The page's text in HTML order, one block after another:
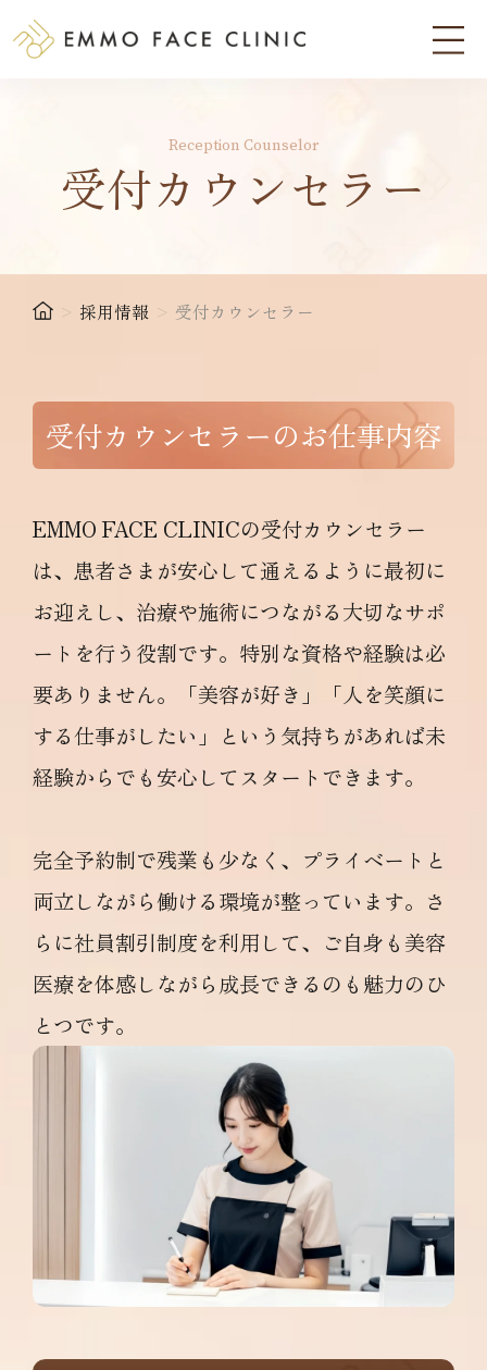
Reception Counselor
受付カウンセラー
> 採用情報 > 受付カウンセラー
受付カウンセラーのお仕事内容
EMMO FACE CLINICの受付カウンセラー
は、患者さまが安心して通えるように最初に
お迎えし、治療や施術につながる大切なサポ
ートを行う役割です。特別な資格や経験は必
要ありません。「美容が好き」「人を笑顔に
する仕事がしたい」という気持ちがあれば未
経験からでも安心してスタートできます。
完全予約制で残業も少なく、プライベートと
両立しながら働ける環境が整っています。さ
らに社員割引制度を利用して、ご自身も美容
医療を体感しながら成長できるのも魅力のひ
とつです。